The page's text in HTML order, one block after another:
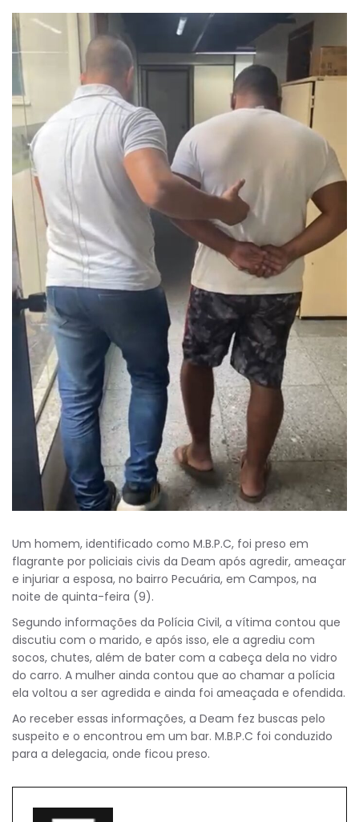
Um homem, identificado como M.B.P.C, foi preso em
flagrante por policiais civis da Deam após agredir, ameaçar
e injuriar a esposa, no bairro Pecuária, em Campos, na
noite de quinta-feira (9).
Segundo informações da Polícia Civil, a vítima contou que
discutiu com o marido, e após isso, ele a agrediu com
socos, chutes, além de bater com a cabeça dela no vidro
do carro. A mulher ainda contou que ao chamar a polícia
ela voltou a ser agredida e ainda foi ameaçada e ofendida.
Ao receber essas informações, a Deam fez buscas pelo
suspeito e o encontrou em um bar. M.B.P.C foi conduzido
para a delegacia, onde ficou preso.